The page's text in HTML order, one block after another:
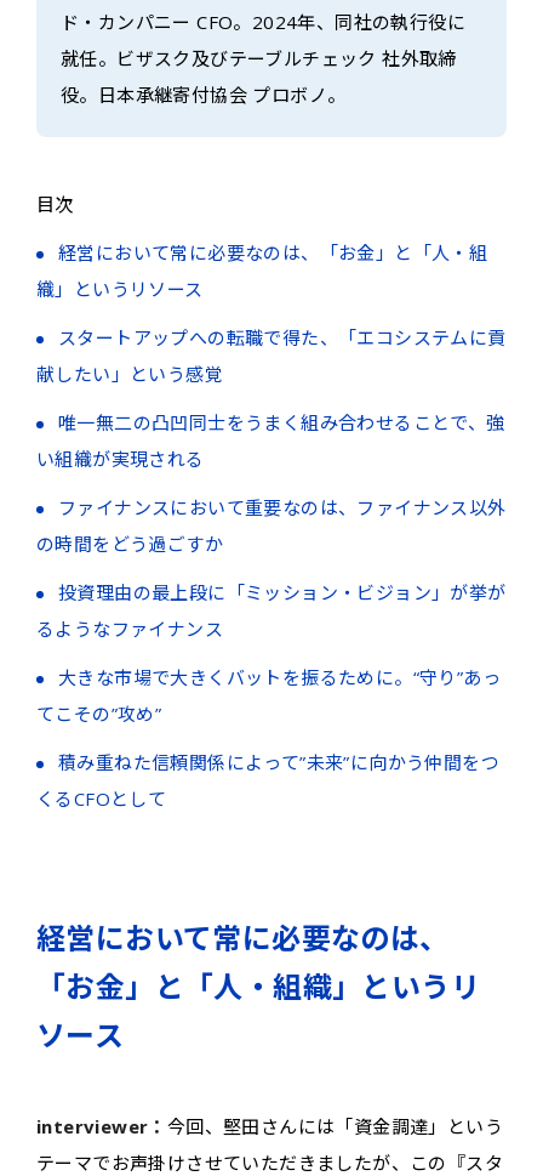
ド・カンパニー CFO。2024年、同社の執行役に
就任。ビザスク及びテーブルチェック 社外取締
役。日本承継寄付協会 プロボノ。
目次
経営において常に必要なのは、「お金」と「人・組
織」というリソース
スタートアップへの転職で得た、「エコシステムに貢
献したい」という感覚
唯一無二の凸凹同士をうまく組み合わせることで、強
い組織が実現される
ファイナンスにおいて重要なのは、ファイナンス以外
の時間をどう過ごすか
投資理由の最上段に「ミッション・ビジョン」が挙が
るようなファイナンス
大きな市場で大きくバットを振るために。“守り”あっ
てこその”攻め”
積み重ねた信頼関係によって”未来”に向かう仲間をつ
くるCFOとして
経営において常に必要なのは、
「お金」と「人・組織」というリ
ソース
interviewer： 今回、堅田さんには「資金調達」という
テーマでお声掛けさせていただきましたが、この『スタ